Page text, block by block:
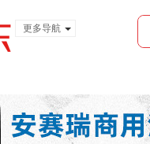
更多导航